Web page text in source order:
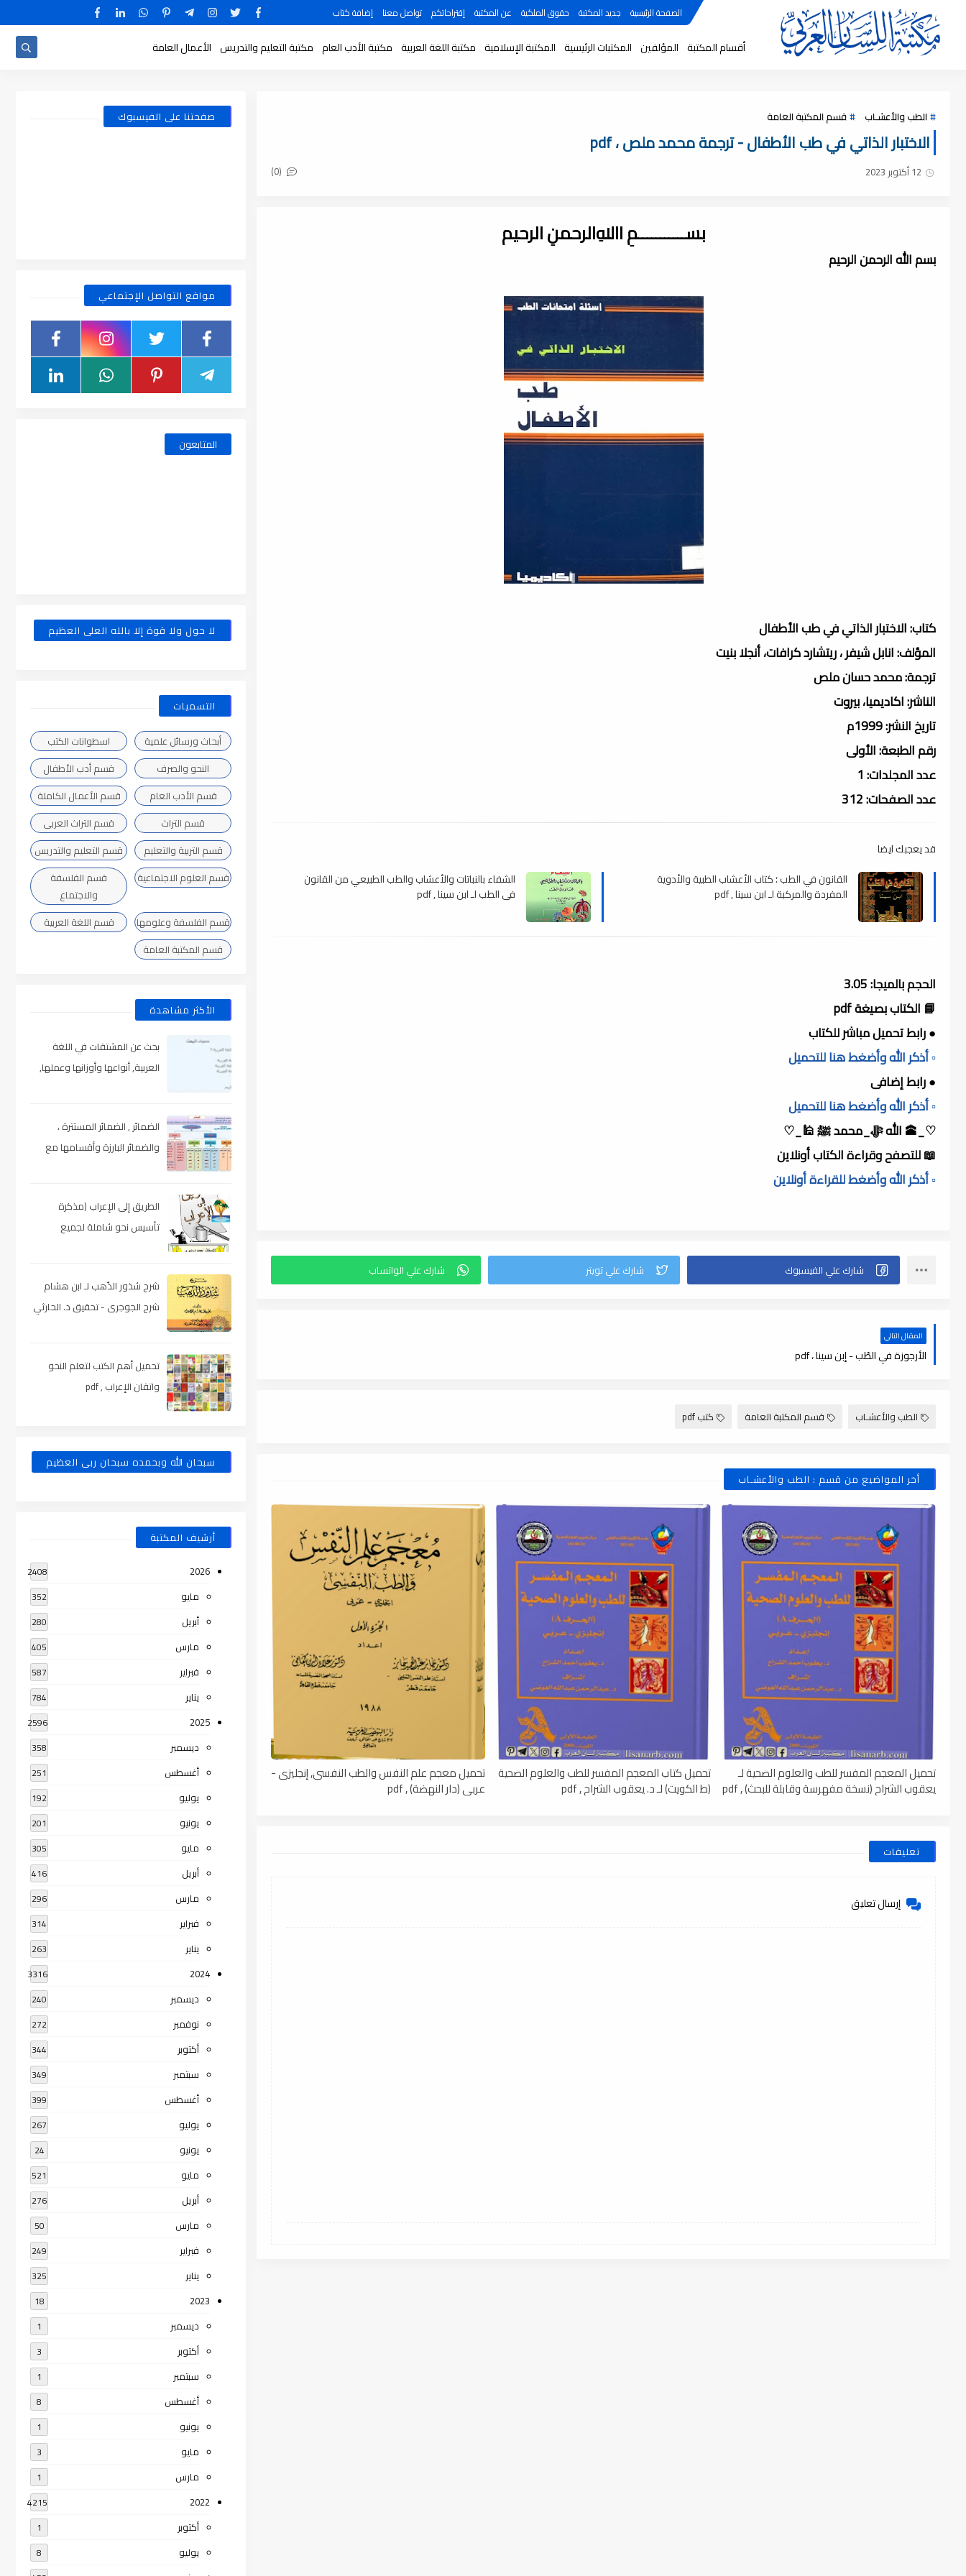
الصفحة الرئيسية جديد المكتبة حقوق الملكية عن المكتبة إقتراحاتكم تواصل معنا إضافة كتاب
أقسام المكتبة المؤلفين المكتبات الرئيسية المكتبة الإسلامية مكتبة اللغة العربية مكتبة الأدب العام مكتبة التعليم والتدريس الأعمال العامة
الطب والأعشـاب قسم المكتبة العامة
الاختبار الذاتي في طب الأطفال - ترجمة محمد ملص ، pdf
12 أكتوبر 2023 (0)
بســـــــــــمِ اﷲِالرحمنِ الرحيم
بسم الله الرحمن الرحيم
كتاب: الاختبار الذاتي في طب الأطفال
المؤلف: انابل شيفر ، ريتشارد كرافات، أنجلا بنيت
ترجمة: محمد حسان ملص
الناشر: اكاديميا، بيروت
تاريخ النشر: 1999م
رقم الطبعة: الأولى
عدد المجلدات: 1
عدد الصفحات: 312
قد يعجبك ايضا
القانون في الطب ؛ كتاب الأعشاب الطبية والأدوية
المفردة والمركبة لـ ابن سينا , pdf
الشفاء بالنباتات والأعشاب والطب الطبيعي من القانون
في الطب لـ ابن سينا , pdf
الحجم بالميجا: 3.05
📘 الكتاب بصيغة pdf
● رابط تحميل مباشر للكتاب
▫️ أذكر الله وأضغط هنا للتحميل
● رابط إضافى
▫️ أذكر الله وأضغط هنا للتحميل
♡_🕋 الله ﷻ_محمد ﷺ 🕌_♡
📖 للتصفح وقراءة الكتاب أونلاين
▫️ أذكر الله وأضغط للقراءة أونلاين
المقال التالي
الأرجوزة في الطّب - إبن سينا ، pdf
الطب والأعشـاب قسم المكتبة العامة كتب pdf
أخر المواضيع من قسم : الطب والأعشـاب
تحميل المعجم المفسر للطب والعلوم الصحية لـ
يعقوب الشراح (نسخة مفهرسة وقابلة للبحث) , pdf
تحميل كتاب المعجم المفسر للطب والعلوم الصحية
(ط الكويت) لـ د. يعقوب الشراح , pdf
تحميل معجم علم النفس والطب النفسى, إنجليزى -
عربى (دار النهضة) , pdf
تعليقات
إرسال تعليق
صفحتنا على الفيسبوك
مواقع التواصل الإجتماعي
المتابعون
لا حول ولا قوة إلا بالله العلى العظيم
التسميات
أبحاث ورسائل علمية
اسطوانات الكتب
النحو والصرف
قسم أدب الأطفال
قسم الأدب العام
قسم الأعمال الكاملة
قسم التراث
قسم التراث العربى
قسم التربية والتعليم
قسم التعليم والتدريس
قسم العلوم الاجتماعية
قسم الفلسفة
والاجتماع
قسم الفلسفة وعلومها
قسم اللغة العربية
قسم المكتبة العامة
الأكثر مشاهدة
بحث عن المشتقات في اللغة
العربية, أنواعها وأوزانها وعملها,
الضمائر , الضمائر المستترة ،
والضمائر البارزة وأقسامها مع
الطريق إلى الإعراب (مذكرة
تأسيس نحو شاملة لجميع
شرح شذور الذّهب لـ ابن هشام
شرح الجوجرى - تحقيق د. الحارثي
تحميل أهم الكتب لتعلم النحو
واتقان الإعراب , pdf
سبحان الله وبحمده سبحان ربى العظيم
أرشيف المكتبة
2026
2408
مايو 352
أبريل 280
مارس 405
فبراير 587
يناير 784
2025
2596
ديسمبر 358
أغسطس 251
يوليو 192
يونيو 201
مايو 305
أبريل 416
مارس 296
فبراير 314
يناير 263
2024
3316
ديسمبر 240
نوفمبر 272
أكتوبر 344
سبتمبر 349
أغسطس 399
يوليو 267
يونيو 24
مايو 521
أبريل 276
مارس 50
فبراير 249
يناير 325
2023
18
ديسمبر 1
أكتوبر 3
سبتمبر 1
أغسطس 8
يونيو 1
مايو 3
مارس 1
2022
4215
أكتوبر 1
يوليو 8